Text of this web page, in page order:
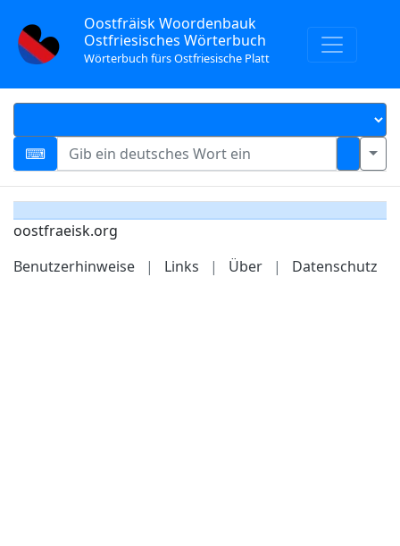
Oostfräisk Woordenbauk
Ostfriesisches Wörterbuch
Wörterbuch fürs Ostfriesische Platt
oostfraeisk.org
Benutzerhinweise
| Links | Über | Datenschutz